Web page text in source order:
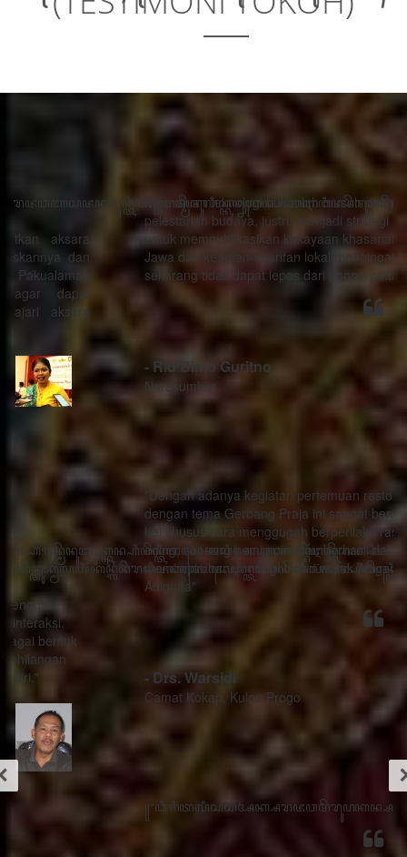
“Kemajuan teknologi bukanlah musuh dari proses
pelestarian budaya, justru menjadi strategi sebagai alat
untuk mempublikasikan kekayaan khasanah budaya
Jawa dan kearifan-kearifan lokal mengingat generasi
sekarang tidak dapat lepas dari ponsel pintarnya.”
- Rio Bimo Guritno
Narasumber
"Dengan adanya kegiatan pertemuan restorasi sosial
dengan tema Gerbang Praja ini sangat bermanfaat ada
hal khusus cara menggugah berperilaku rasa sithik
eding, seorang pemimpin mau berhasil dalam
memimpin harus menghindari watak Adigang Adigung
Adiguna"
Camat Kokap, Kulon Progo